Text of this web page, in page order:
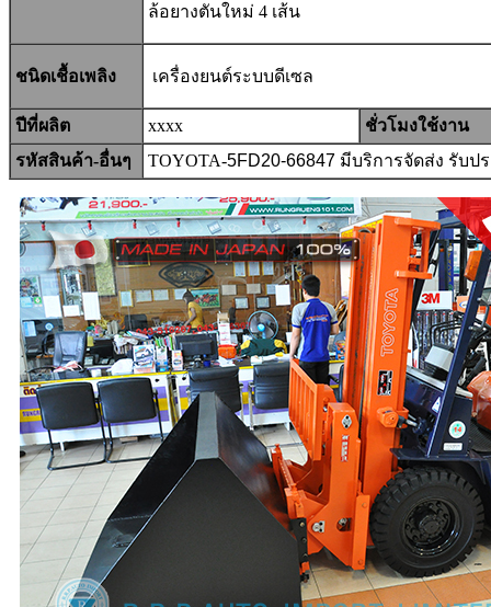
ล้อยางตันใหม่ 4 เส้น
ชนิดเชื้อเพลิง เครื่องยนต์ระบบดีเซล
ปีที่ผลิต xxxx
ชั่วโมงใช้งาน
รหัสสินค้า-อื่นๆ
TOYOTA-5FD20-66847 มีบริการจัดส่ง รับป